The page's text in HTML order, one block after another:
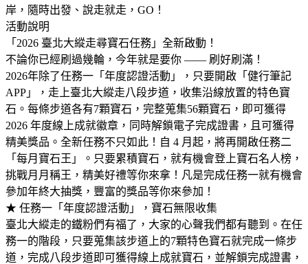
岸，隨時出發、說走就走，GO！
活動說明
「2026 臺北大縱走尋寶石任務」全新啟動！
不論你已經刷過幾輪，今年就是要你 —— 刷好刷滿！
2026年除了任務一「年度認證活動」，只要開啟「健行筆記
APP」，走上臺北大縱走八段步道，收集沿線放置的特色寶
石。每條步道各有7顆寶石，完整蒐集56顆寶石，即可獲得
2026 年度線上成就徽章，同時解鎖電子完成證書，且可獲得
精美獎品。全新任務不只如此！自 4 月起，將再開啟任務二
「每月寶石王」。只要累積寶石，就有機會登上寶石名人榜，
挑戰月月稱王，精美好禮等你來拿！凡是完成任務一就有機會
參加年終大抽獎，豐富的獎品等你來參加！
★ 任務一「年度認證活動」，寶石無限收集
臺北大縱走的鐵粉們有福了，大家的心聲我們都有聽到。在任
務一的階段，只要蒐集該步道上的7顆特色寶石就完成一條步
道，完成八段步道即可獲得線上成就寶石，並解鎖完成證書，